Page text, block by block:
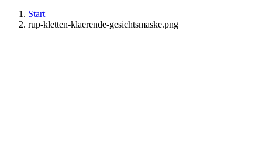
Start
rup-kletten-klaerende-gesichtsmaske.png